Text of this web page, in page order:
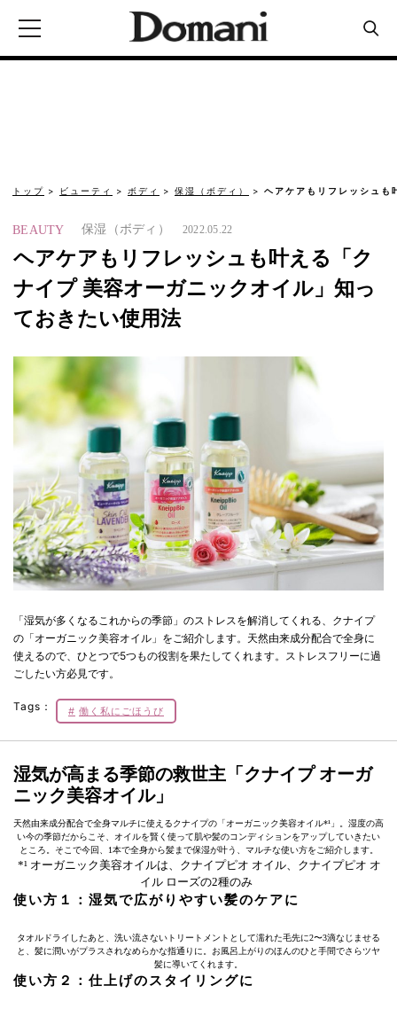
トップ ビューティ ボディ 保湿（ボディ） ヘアケアもリフレッシュ
BEAUTY 保湿（ボディ） 2022.05.22
ヘアケアもリフレッシュも叶える「ク
ナイプ 美容オーガニックオイル」知っ
ておきたい使用法
「湿気が多くなるこれからの季節」のストレスを解消してくれる、クナイプ
の「オーガニック美容オイル」をご紹介します。天然由来成分配合で全身に
使えるので、ひとつで5つもの役割を果たしてくれます。ストレスフリーに過
ごしたい方必見です。
Tags： 働く私にごほうび
湿気が高まる季節の救世主「クナイプ オーガ
ニック美容オイル」
天然由来成分配合で全身マルチに使えるクナイプの「オーガニック美容オイル*¹」。湿度の高
い今の季節だからこそ、オイルを賢く使って肌や髪のコンディションをアップしていきたい
ところ。そこで今回、1本で全身から髪まで保湿が叶う、マルチな使い方をご紹介します。
*¹ オーガニック美容オイルは、クナイプピオ オイル、クナイプピオ オ
イル ローズの2種のみ
使い方１：湿気で広がりやすい髪のケアに
タオルドライしたあと、洗い流さないトリートメントとして濡れた毛先に2〜3滴なじませる
と、髪に潤いがプラスされなめらかな指通りに。お風呂上がりのほんのひと手間でさらツヤ
髪に導いてくれます。
使い方２：仕上げのスタイリングに